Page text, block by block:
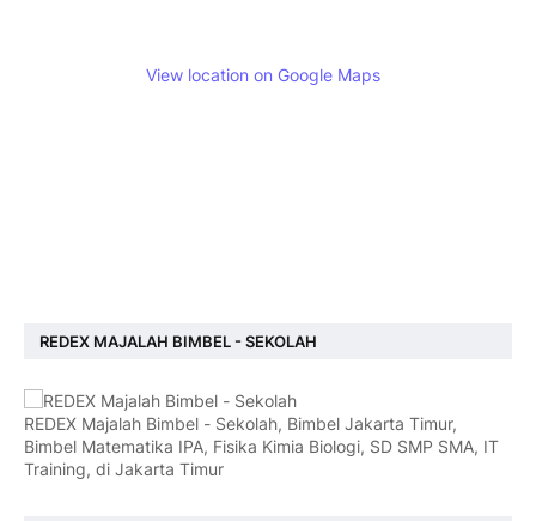
View location on Google Maps
REDEX MAJALAH BIMBEL - SEKOLAH
REDEX Majalah Bimbel - Sekolah, Bimbel Jakarta Timur,
Bimbel Matematika IPA, Fisika Kimia Biologi, SD SMP SMA, IT
Training, di Jakarta Timur